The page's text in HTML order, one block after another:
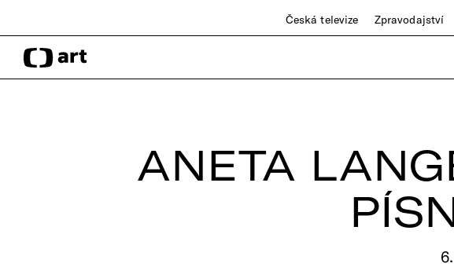
Česká televize Zpravodajství
ANETA